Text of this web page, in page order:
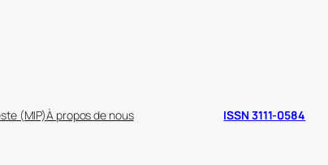
(MIP)À propos de nous ISSN 3111-0584